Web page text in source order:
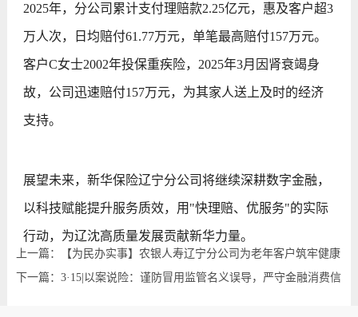
2025年，分公司累计支付理赔款2.25亿元，惠及客户超3
万人次，日均赔付61.77万元，单笔最高赔付157万元。
客户C女士2002年投保重疾险，2025年3月因肾衰竭身
故，公司迅速赔付157万元，为其家人送上及时的经济
支持。
展望未来，新华保险辽宁分公司将继续深耕数字金融，
以科技赋能提升服务质效，用"快理赔、优服务"的实际
行动，为辽沈高质量发展贡献新华力量。
上一篇：【为民办实事】农银人寿辽宁分公司为老年客户筑牢健康
防线
下一篇：3·15|以案说险：谨防冒用监管名义误导，严守金融消费信